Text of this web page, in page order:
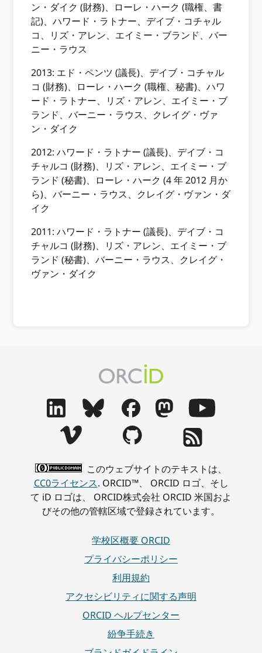
ン・ダイク (財務)、ローレ・ハーク (職権、書
記)、ハワード・ラトナー、デイブ・コチャル
コ、リズ・アレン、エイミー・ブランド、バー
ニー・ラウス
2013: エド・ペンツ (議長)、デイブ・コチャル
コ (財務)、ローレ・ハーク (職権、秘書)、ハワ
ード・ラトナー、リズ・アレン、エイミー・ブ
ランド、バーニー・ラウス、クレイグ・ヴァ
ン・ダイク
2012: ハワード・ラトナー (議長)、デイブ・コ
チャルコ (財務)、リズ・アレン、エイミー・ブ
ランド (秘書)、ローレ・ハーク (4 年 2012 月か
ら)、バーニー・ラウス、クレイグ・ヴァン・ダ
イク
2011: ハワード・ラトナー (議長)、デイブ・コ
チャルコ (財務)、リズ・アレン、エイミー・ブ
ランド (秘書)、バーニー・ラウス、クレイグ・
ヴァン・ダイク
このウェブサイトのテキストは、
CC0ライセンス. ORCID™、 ORCID ロゴ、そし
て iD ロゴは、 ORCID株式会社 ORCID 米国およ
びその他の管轄区域で登録されています。
学校区概要 ORCID
プライバシーポリシー
利用規約
アクセシビリティに関する声明
ORCID ヘルプセンター
紛争手続き